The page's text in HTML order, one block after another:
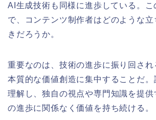
AI生成技術も同様に進歩している。こ
で、コンテンツ制作者はどのような
きだろうか。
重要なのは、技術の進歩に振り回され
本質的な価値創造に集中することだ。
理解し、独自の視点や専門知識を提供
の進歩に関係なく価値を持ち続ける。